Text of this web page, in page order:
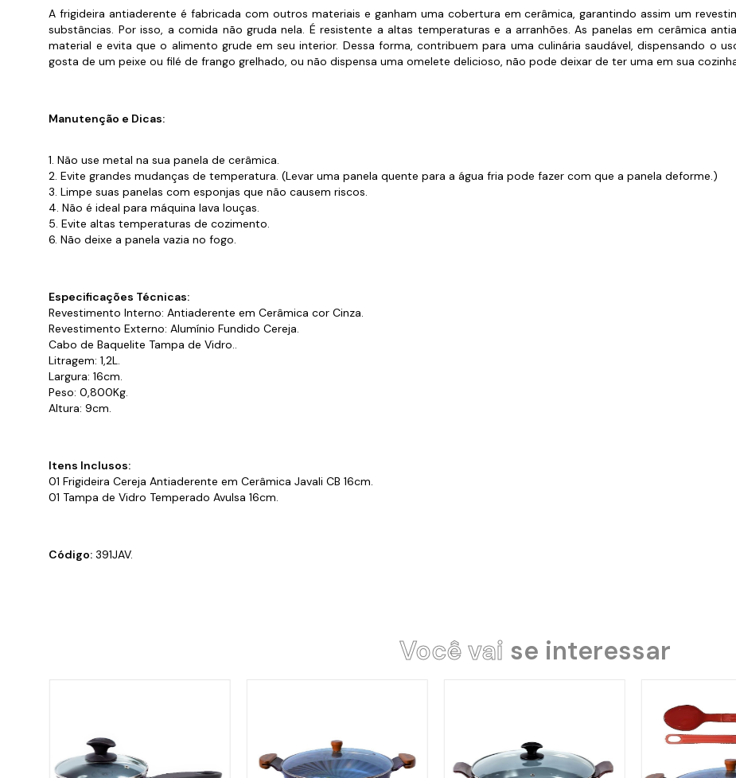
Tampões e Tampas de Chão
Ver Tudo
A frigideira antiaderente é fabricada com outros materiais e ganham uma cobertura em cerâmica, garantindo assim um
substâncias. Por isso, a comida não gruda nela. É resistente a altas temperaturas e a arranhões. As panelas em cerâmica
material e evita que o alimento grude em seu interior. Dessa forma, contribuem para uma culinária saudável, dispensando o
gosta de um peixe ou filé de frango grelhado, ou não dispensa uma omelete delicioso, não pode deixar de ter uma em sua
Manutenção e Dicas:
1. Não use metal na sua panela de cerâmica.
2. Evite grandes mudanças de temperatura. (Levar uma panela quente para a água fria pode fazer com que a panela deforme.)
3. Limpe suas panelas com esponjas que não causem riscos.
4. Não é ideal para máquina lava louças.
5. Evite altas temperaturas de cozimento.
6. Não deixe a panela vazia no fogo.
Especificações Técnicas:
Revestimento Interno: Antiaderente em Cerâmica cor Cinza.
Revestimento Externo: Alumínio Fundido Cereja.
Cabo de Baquelite Tampa de Vidro..
Litragem: 1,2L.
Largura: 16cm.
Peso: 0,800Kg.
Altura: 9cm.
Itens Inclusos:
01 Frigideira Cereja Antiaderente em Cerâmica Javali CB 16cm.
01 Tampa de Vidro Temperado Avulsa 16cm.
Código: 391JAV.
Você vai se interessar